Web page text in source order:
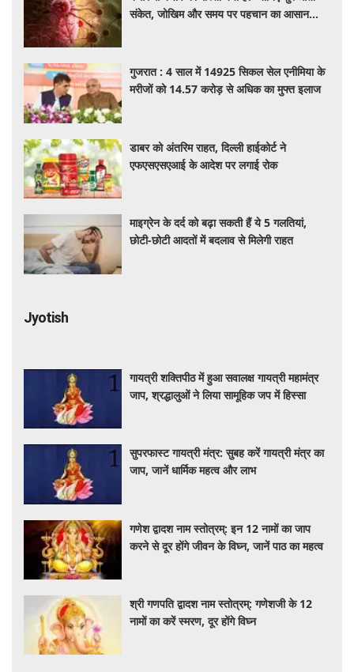
संकेत, जोखिम और समय पर पहचान का आसान
गुजरात : 4 साल में 14925 सिकल सेल एनीमिया के
मरीजों को 14.57 करोड़ से अधिक का मुफ्त इलाज
डाबर को अंतरिम राहत, दिल्ली हाईकोर्ट ने
एफएसएसएआई के आदेश पर लगाई रोक
माइग्रेन के दर्द को बढ़ा सकती हैं ये 5 गलतियां,
छोटी-छोटी आदतों में बदलाव से मिलेगी राहत
Jyotish
गायत्री शक्तिपीठ में हुआ सवालक्ष गायत्री महामंत्र
जाप, श्रद्धालुओं ने लिया सामूहिक जप में हिस्सा
सुपरफास्ट गायत्री मंत्र: सुबह करें गायत्री मंत्र का
जाप, जानें धार्मिक महत्व और लाभ
गणेश द्वादश नाम स्तोत्रम्: इन 12 नामों का जाप
करने से दूर होंगे जीवन के विघ्न, जानें पाठ का महत्व
श्री गणपति द्वादश नाम स्तोत्रम्: गणेशजी के 12
नामों का करें स्मरण, दूर होंगे विघ्न